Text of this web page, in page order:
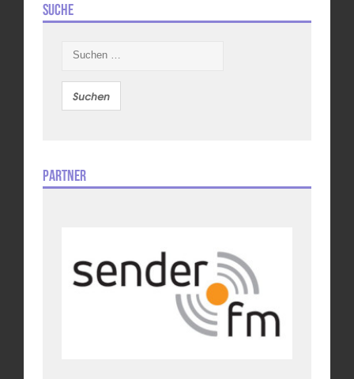
Suche
nach:
Partner